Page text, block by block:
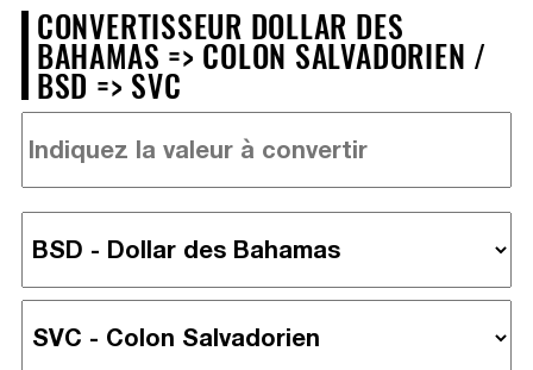
CONVERTISSEUR DOLLAR DES
BAHAMAS => COLON SALVADORIEN /
BSD => SVC